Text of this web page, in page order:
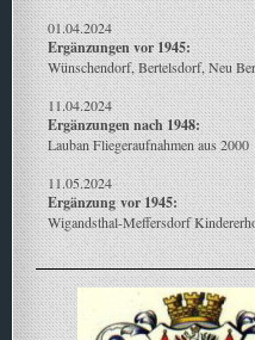
01.04.2024
Ergänzungen vor 1945:
Wünschendorf, Bertelsdorf, Neu
11.04.2024
Ergänzungen nach 1948:
Lauban Fliegeraufnahmen aus 2000
11.05.2024
Ergänzungvor 1945:
Wigandsthal-Meffersdorf